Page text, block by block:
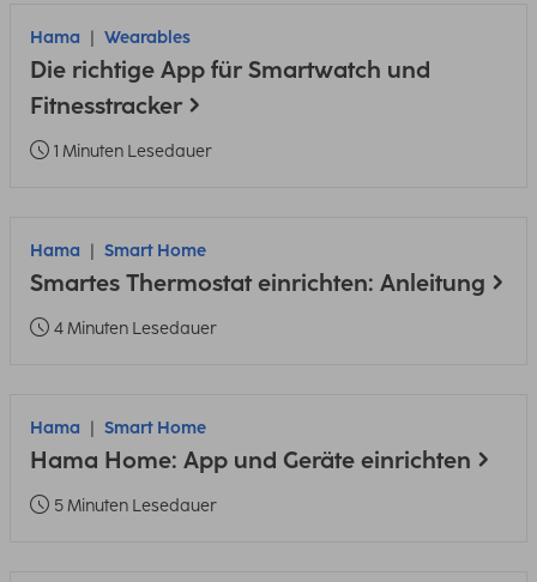
Hama Wearables
Die richtige App für Smartwatch und
Fitnesstracker
1 Minuten Lesedauer
Hama Smart Home
Smartes Thermostat einrichten: Anleitung
4 Minuten Lesedauer
Hama Smart Home
Hama Home: App und Geräte einrichten
5 Minuten Lesedauer